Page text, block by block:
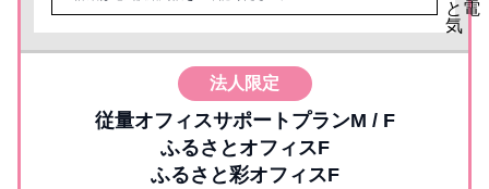
従量オフィスサポートプランM / F
ふるさとオフィスF
ふるさと彩オフィスF
法人限定